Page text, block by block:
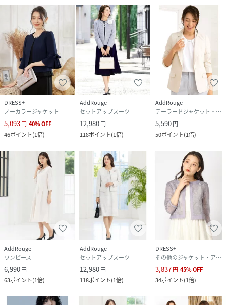
DRESS+
ノーカラージャケット
5,093円 40%OFF
46ポイント(1倍)
AddRouge
セットアップスーツ
12,980円
118ポイント(1倍)
AddRouge
テーラードジャケット・ブレザー
5,590円
50ポイント(1倍)
AddRouge
ワンピース
6,990円
63ポイント(1倍)
AddRouge
セットアップスーツ
12,980円
118ポイント(1倍)
DRESS+
その他のジャケット・アウター
3,837円 45%OFF
34ポイント(1倍)